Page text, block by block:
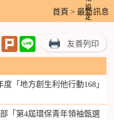
設
定
首頁 > 最新訊息
TwitterPlurk Line 友善列印
度「地方創生利他行動168」
「第4屆環保青年領袖甄選